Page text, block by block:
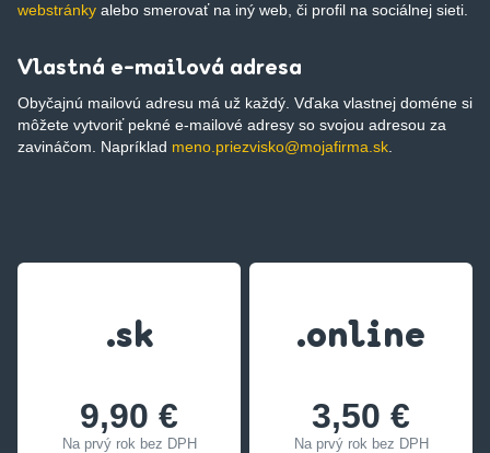
webstránky alebo smerovať na iný web, či profil na sociálnej sieti.
Vlastná e-mailová adresa
Obyčajnú mailovú adresu má už každý. Vďaka vlastnej doméne si
môžete vytvoriť pekné e-mailové adresy so svojou adresou za
zavináčom. Napríklad meno.priezvisko@mojafirma.sk
.sk
9,90 €
Na prvý rok bez DPH
.online
3,50 €
Na prvý rok bez DPH